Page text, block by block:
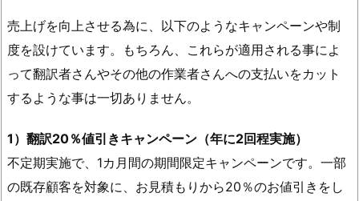
売上げを向上させる為に、以下のようなキャンペーンや制
度を設けています。もちろん、これらが適用される事によ
って翻訳者さんやその他の作業者さんへの支払いをカット
するような事は一切ありません。
1）翻訳20％値引きキャンペーン（年に2回程実施）
不定期実施で、1カ月間の期間限定キャンペーンです。一部
の既存顧客を対象に、お見積もりから20％のお値引きをし